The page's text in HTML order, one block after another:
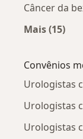
Câncer da
Mais (15)
Convênios
Urologistas
Urologistas
Urologistas